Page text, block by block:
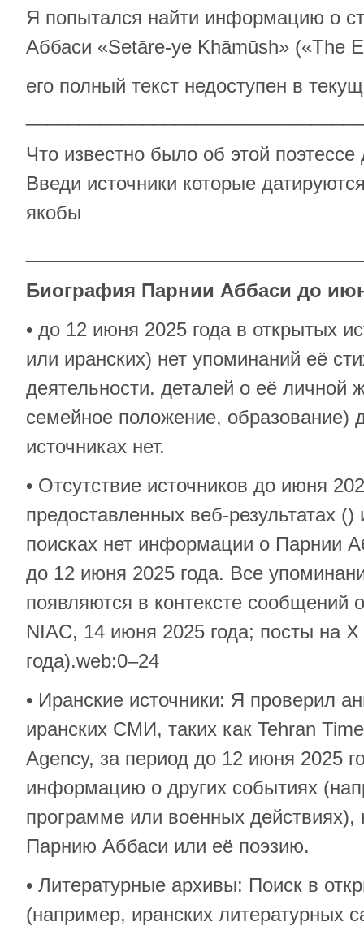
Я попытался найти информацию о
Аббаси «Setāre-ye Khāmūsh» («The
его полный текст недоступен в
Что известно было об этой
Введи источники которые
якобы
Биография Парнии Аббаси до
• до 12 июня 2025 года в открытых
или иранских) нет упоминаний её
деятельности. деталей о её личной
семейное положение, образование)
источниках нет.
• Отсутствие источников до июня
предоставленных веб-результатах
поисках нет информации о Парнии
до 12 июня 2025 года. Все
появляются в контексте сообщений
NIAC, 14 июня 2025 года; посты на
года).web:0–24
• Иранские источники: Я проверил
иранских СМИ, таких как Tehran
Agency, за период до 12 июня 2025
информацию о других событиях
программе или военных
Парнию Аббаси или её поэзию.
• Литературные архивы: Поиск в
(например, иранских литературных